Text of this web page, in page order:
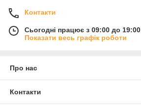
Контакти
Сьогодні працює з 09:00 до 19:00
Показати весь графік роботи
Про нас
Контакти